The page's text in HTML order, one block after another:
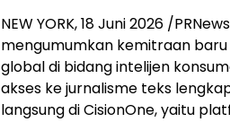
NEW YORK,18 Juni 2026 /
mengumumkan kemitraan
global di bidang intelijen
akses ke jurnalisme teks
langsung di CisionOne, yaitu